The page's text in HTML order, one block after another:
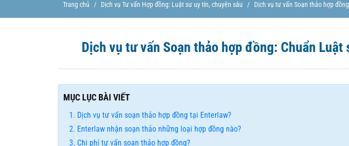
Trang chủ / Dịch vụ Tư vấn Hợp đồng: Luật sư uy tín, chuyên sâu / Dịch vụ tư vấn Soạn thảo hợp
Dịch vụ tư vấn Soạn thảo hợp đồng: Chuẩn Luật
MỤC LỤC BÀI VIẾT
Dịch vụ tư vấn soạn thảo hợp đồng tại Enterlaw?
Enterlaw nhận soạn thảo những loại hợp đồng nào?
Chi phí tư vấn soạn thảo hợp đồng?